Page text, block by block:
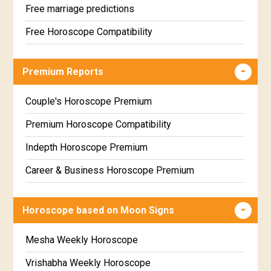
Free marriage predictions
Free Horoscope Compatibility
Wealth & Fortune Horoscope Free
Free Daily Rashiphal
Free Weekly Rashifal
Free Star Horoscope
Free panchanga Predictions
Free Chinese Horoscope
Free Personal Horoscope
Free Chinese Compatibility
Premium Reports
Couple's Horoscope Premium
Premium Horoscope Compatibility
Indepth Horoscope Premium
Career & Business Horoscope Premium
Marriage Horoscope Premium
Premium Gem Recommendation Report
Premium Ugadi Prediction
Horoscope based on Moon Signs
Mesha Weekly Horoscope
Vrishabha Weekly Horoscope